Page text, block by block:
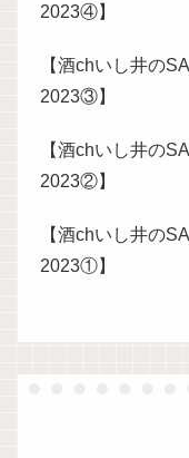
2023④】
【酒chいし井の
2023③】
【酒chいし井の
2023②】
【酒chいし井の
2023①】